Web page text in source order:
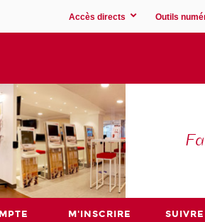
Accès directs Outils
M'INSCRIRE